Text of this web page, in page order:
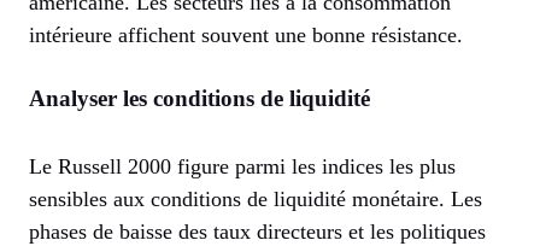
intérieure affichent souvent une bonne résistance.
Analyser les conditions de liquidité
Le Russell 2000 figure parmi les indices les plus
sensibles aux conditions de liquidité monétaire. Les
phases de baisse des taux directeurs et les politiques